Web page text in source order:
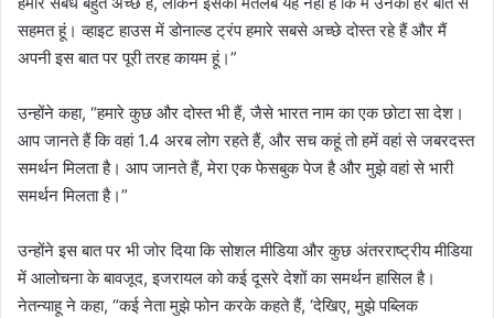
सहमत हूं। व्हाइट हाउस में डोनाल्ड ट्रंप हमारे सबसे अच्छे दोस्त रहे हैं और मैं
अपनी इस बात पर पूरी तरह कायम हूं।”
उन्होंने कहा, “हमारे कुछ और दोस्त भी हैं, जैसे भारत नाम का एक छोटा सा देश।
आप जानते हैं कि वहां 1.4 अरब लोग रहते हैं, और सच कहूं तो हमें वहां से जबरदस्त
समर्थन मिलता है। आप जानते हैं, मेरा एक फेसबुक पेज है और मुझे वहां से भारी
समर्थन मिलता है।”
उन्होंने इस बात पर भी जोर दिया कि सोशल मीडिया और कुछ अंतरराष्ट्रीय मीडिया
में आलोचना के बावजूद, इजरायल को कई दूसरे देशों का समर्थन हासिल है।
नेतन्याहू ने कहा, “कई नेता मुझे फोन करके कहते हैं, ‘देखिए, मुझे पब्लिक